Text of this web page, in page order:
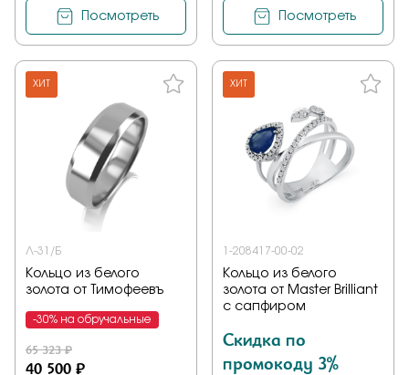
Посмотреть Посмотреть
ХИТ
Л-31/Б
Кольцо из белого
золота от Тимофеевъ
-30% на обручальные
65 323 ₽
40 500 ₽
ХИТ
1-208417-00-02
Кольцо из белого
золота от Master Brilliant
с сапфиром
Скидка по
промокоду 3%